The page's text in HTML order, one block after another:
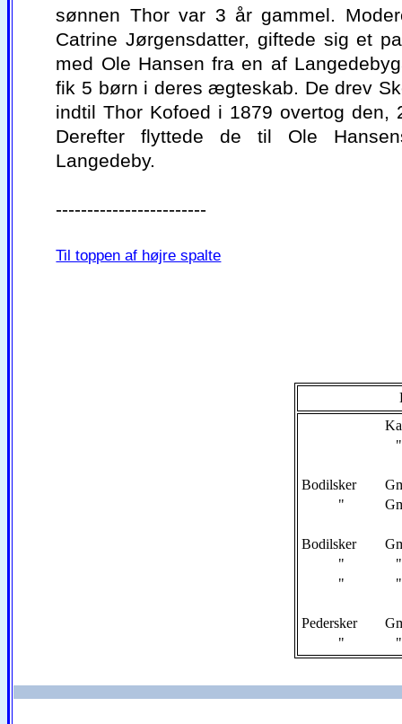
sønnen Thor var 3 år gammel.
Catrine Jørgensdatter, giftede sig et
med Ole Hansen fra en af
fik 5 børn i deres ægteskab. De drev
indtil Thor Kofoed i 1879 overtog den,
Derefter flyttede de til Ole
Langedeby.
------------------------
Til toppen af højre spalte
Bodilsker
"
Bodilsker
"
"
"
"
Pedersker
"
"